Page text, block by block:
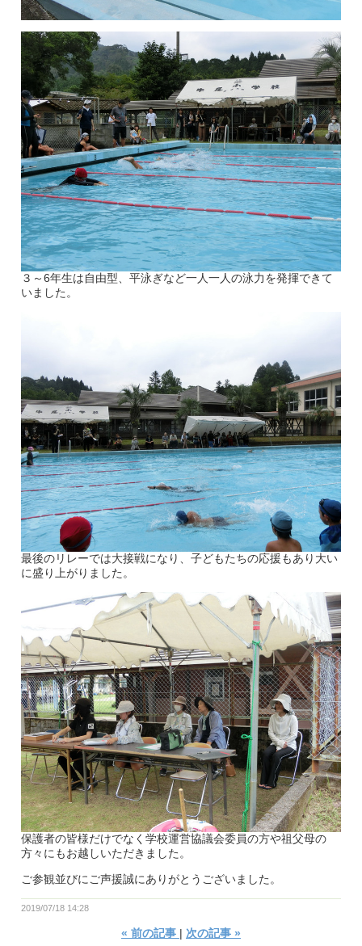
３～6年生は自由型、平泳ぎなど一人一人の泳力を発揮できて
いました。
最後のリレーでは大接戦になり、子どもたちの応援もあり大い
に盛り上がりました。
保護者の皆様だけでなく学校運営協議会委員の方や祖父母の
方々にもお越しいただきました。
ご参観並びにご声援誠にありがとうございました。
2019/07/18 14:28
« 前の記事 次の記事 »